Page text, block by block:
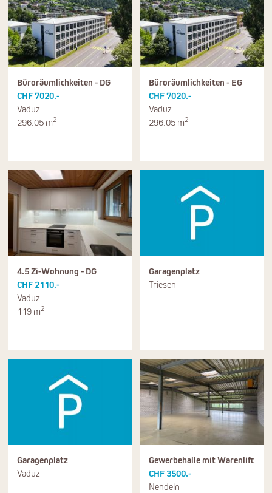
Büroräumlichkeiten - DG
CHF 7020.-
Vaduz
296.05 m2
Büroräumlichkeiten - EG
CHF 7020.-
Vaduz
296.05 m2
4.5 Zi-Wohnung - DG
CHF 2110.-
Vaduz
119 m2
Garagenplatz
Triesen
Garagenplatz
Vaduz
Gewerbehalle mit Warenlift
CHF 3500.-
Nendeln